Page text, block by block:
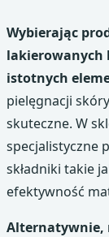
Wybierając
lakierowanych
istotnych
pielęgnacji
skuteczne. W
specjalistyczne
składniki takie
efektywność
Alternatywnie,